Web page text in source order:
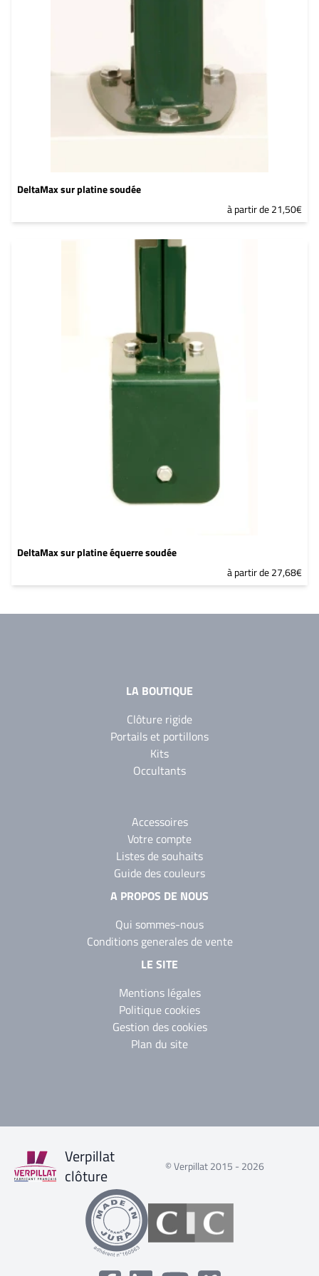
DeltaMax sur platine soudée
à partir de 21,50€
DeltaMax sur platine équerre soudée
à partir de 27,68€
LA BOUTIQUE
Clôture rigide
Portails et portillons
Kits
Occultants
Accessoires
Votre compte
Listes de souhaits
Guide des couleurs
A PROPOS DE NOUS
Qui sommes-nous
Conditions generales de vente
LE SITE
Mentions légales
Politique cookies
Gestion des cookies
Plan du site
Verpillat
clôture
© Verpillat 2015 - 2026